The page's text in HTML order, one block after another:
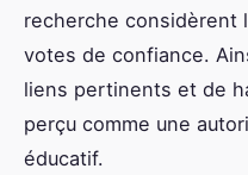
recherche considèrent
votes de confiance.
liens pertinents et de
perçu comme une
éducatif.